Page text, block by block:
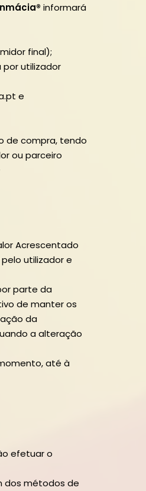
informará
final);
utilizador
e
de compra, tendo
ou parceiro
Acrescentado
utilizador e
parte da
de manter os
da
a alteração
até à
efetuar o
dos métodos de